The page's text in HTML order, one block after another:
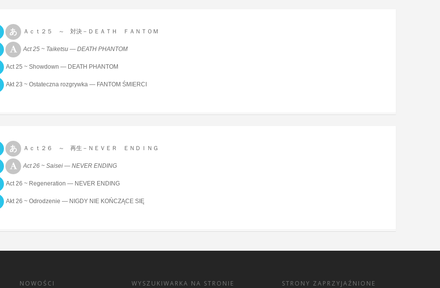
Ａｃｔ２５ ～ 対決－ＤＥＡＴＨ ＦＡＮＴＯＭ
Act 25 ~ Taiketsu — DEATH PHANTOM
Act 25 ~ Showdown — DEATH PHANTOM
Akt 23 ~ Ostateczna rozgrywka — FANTOM ŚMIERCI
Ａｃｔ２６ ～ 再生－ＮＥＶＥＲ ＥＮＤＩＮＧ
Act 26 ~ Saisei — NEVER ENDING
Act 26 ~ Regeneration — NEVER ENDING
Akt 26 ~ Odrodzenie — NIGDY NIE KOŃCZĄCE SIĘ
NOWOŚCI WYSZUKIWARKA NA STRONIE STRONY ZAPRZYJAŹNIONE